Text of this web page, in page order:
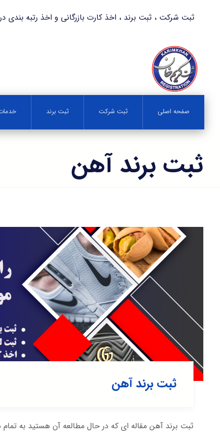
ثبت شرکت ، ثبت برند ، اخذ کارت بازرگانی و اخذ رتبه بندی در کمترین
صفحه اصلی ثبت شرکت ثبت برند
ثبت برند آهن
ثبت برند آهن
ثبت برند آهن مقاله ای که در حال مطالعه آن هستید به